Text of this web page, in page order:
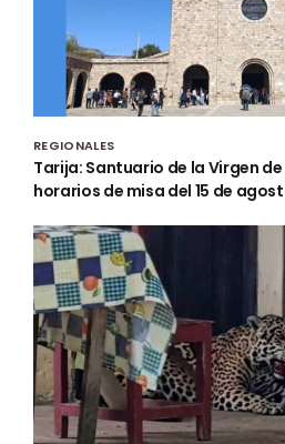
REGIONALES
Tarija: Santuario de la Virgen
horarios de misa del 15 de